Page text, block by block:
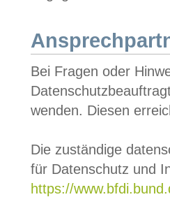
Bei Fragen oder
wenden. Diesen
Die zuständige
für Datenschutz und
https://